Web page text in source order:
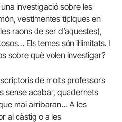
investigació sobre les
vestimentes típiques en
raons de ser d’aquestes),
Els temes són il·limitats. I
sobre què volen investigar?
de molts professors
sense acabar, quadernets
mai arribaran… A les
al càstig o a les